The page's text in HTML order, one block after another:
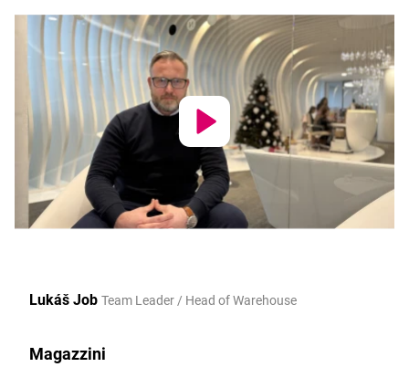
Lukáš Job Team Leader / Head of Warehouse
Magazzini